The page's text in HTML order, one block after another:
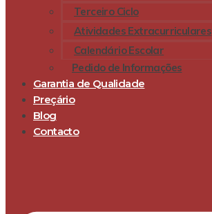
Terceiro Ciclo
Atividades Extracurriculares
Calendário Escolar
Pedido de Informações
Garantia de Qualidade
Preçário
Blog
Contacto